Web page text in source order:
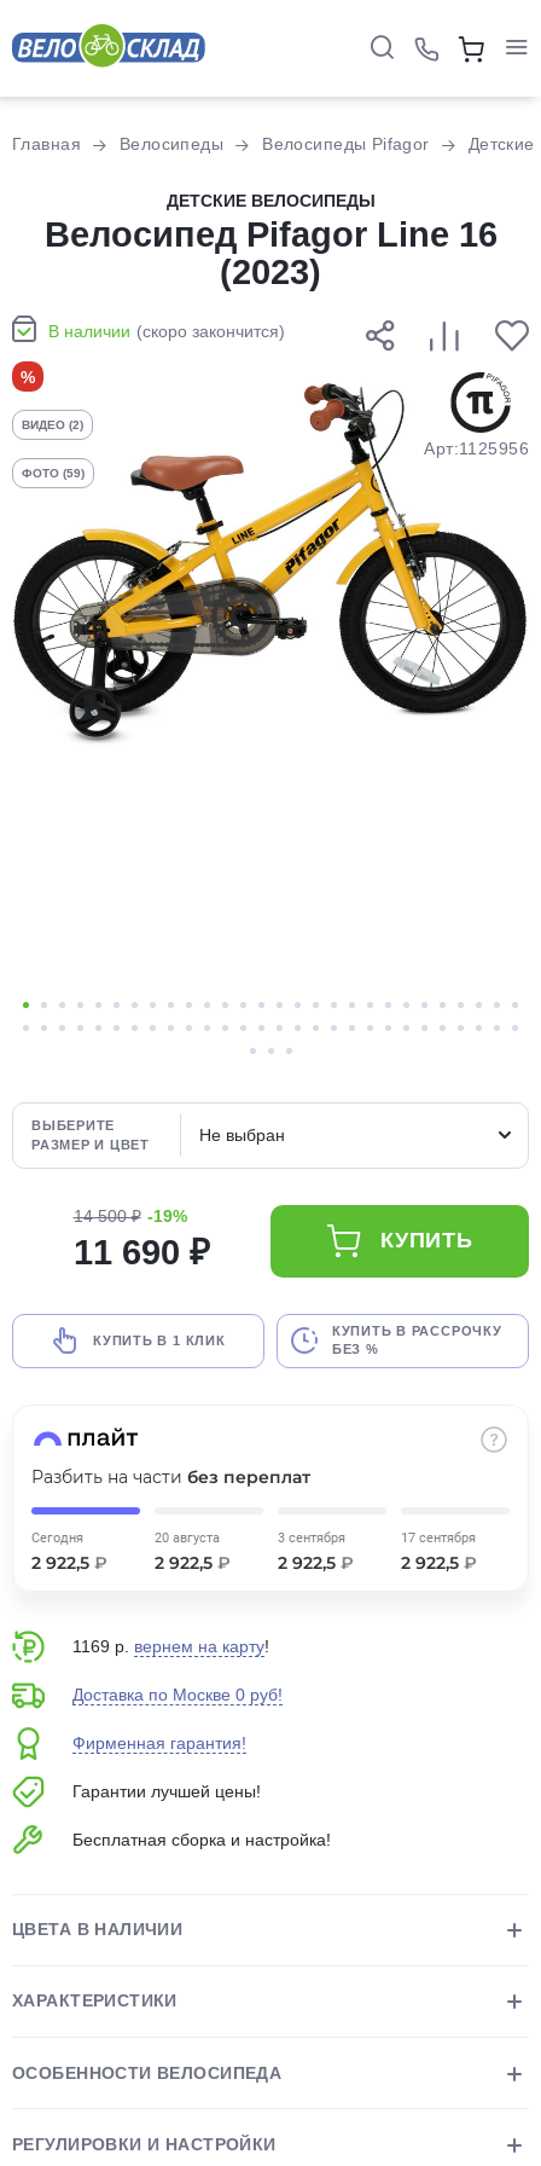
Главная Велосипеды Велосипеды Pifagor Детские
ДЕТСКИЕ ВЕЛОСИПЕДЫ
Велосипед Pifagor Line 16
(2023)
В наличии (скоро закончится)
%
ВИДЕО (2)
ФОТО (59)
Арт:1125956
ВЫБЕРИТЕ
РАЗМЕР И ЦВЕТ
Не выбран
14 500 ₽ -19%
11 690 ₽ КУПИТЬ
КУПИТЬ В 1 КЛИК
КУПИТЬ В РАССРОЧКУ
БЕЗ %
Разбить на части без переплат
Сегодня
2 922,5 ₽
20 августа
2 922,5 ₽
3 сентября
2 922,5 ₽
17 сентября
2 922,5 ₽
1169 р. вернем на карту!
Доставка по Москве 0 руб!
Фирменная гарантия!
Гарантии лучшей цены!
Бесплатная сборка и настройка!
ЦВЕТА В НАЛИЧИИ
ХАРАКТЕРИСТИКИ
ОСОБЕННОСТИ ВЕЛОСИПЕДА
РЕГУЛИРОВКИ И НАСТРОЙКИ
Разбейте
оплатуна части
без переплат
График платежей
25%
Добавляйте товары
в корзину
Оплачивайте сегодня только
25% картой любого банка
об оплате Плайтом
25
недели
Остались вопросы?
8 800 302-02-51